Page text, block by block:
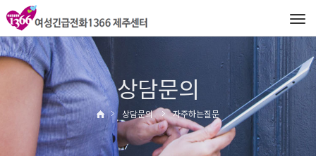
상담문의
상담문의 자주하는질문